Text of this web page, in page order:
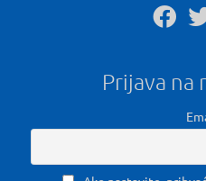
Prijava